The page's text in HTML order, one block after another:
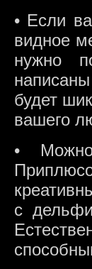
• Если
видное
нужно
будет
вашего
•
с